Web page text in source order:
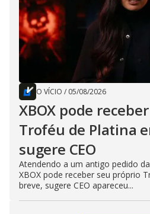
O VÍCIO / 05/08/2026
XBOX pode
Troféu de Platina
sugere CEO
Atendendo a um antigo pedido
XBOX pode receber seu próprio
breve, sugere CEO apareceu...